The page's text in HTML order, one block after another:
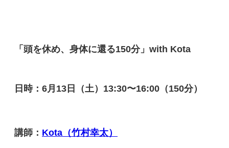
「頭を休め、身体に還る150分」with Kota
日時：6月13日（土）13:30〜16:00（150分）
講師： Kota（竹村幸太）